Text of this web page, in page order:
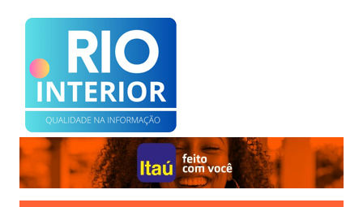
para
conteúdo